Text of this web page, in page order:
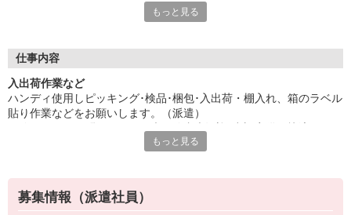
お仕事。私服勤務OK。長期就業可能。
給与即払いOK！ただし就業状況によりご利用いただけない場合
『テクノ・サービス』は、派遣業界大手スタッフサービスグルー
プです。
全国にあるお仕事の中から、一人ひとりのスキルや希望条件に応
じたお仕事をご案内します。
登録方法は、【オンライン】【電話】【登録会来場】の3つから
選べます♪
もっと見る
仕事内容
入出荷作業など
ハンディ使用しピッキング･検品･梱包･入出荷・棚入れ、箱のラベル
貼り作業などをお願いします。（派遣）
事。私服勤務OK。長期就業可能。
＊簡単作業です
もっと見る
募集情報（派遣社員）